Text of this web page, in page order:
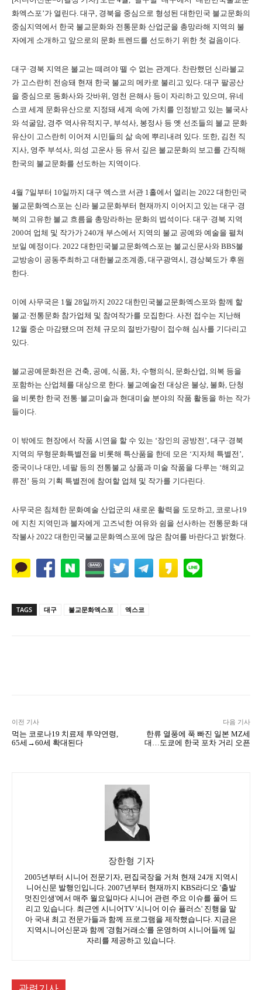
화엑스포’가 열린다. 대구, 경북을 중심으로 형성된 대한민국 불교문화의
중심지역에서 한국 불교문화와 전통문화 산업군을 총망라해 지역의 불
자에게 소개하고 앞으로의 문화 트렌드를 선도하기 위한 첫 걸음이다.
대구·경북 지역은 불교는 떼려야 뗄 수 없는 관계다. 찬란했던 신라불교
가 고스란히 전승돼 현재 한국 불교의 메카로 불리고 있다. 대구 팔공산
을 중심으로 동화사와 갓바위, 영천 은해사 등이 자리하고 있으며, 유네
스코 세계 문화유산으로 지정돼 세계 속에 가치를 인정받고 있는 불국사
와 석굴암, 경주 역사유적지구, 부석사, 봉정사 등 옛 선조들의 불교 문화
유산이 고스란히 이어져 시민들의 삶 속에 뿌리내려 있다. 또한, 김천 직
지사, 영주 부석사, 의성 고운사 등 유서 깊은 불교문화의 보고를 간직해
한국의 불교문화를 선도하는 지역이다.
4월 7일부터 10일까지 대구 엑스코 서관 1홀에서 열리는 2022 대한민국
불교문화엑스포는 신라 불교문화부터 현재까지 이어지고 있는 대구·경
북의 고유한 불교 흐름을 총망라하는 문화의 법석이다. 대구·경북 지역
200여 업체 및 작가가 240개 부스에서 지역의 불교 공예와 예술을 펼쳐
보일 예정이다. 2022 대한민국불교문화엑스포는 불교신문사와 BBS불
교방송이 공동주최하고 대한불교조계종, 대구광역시, 경상북도가 후원
한다.
이에 사무국은 1월 28일까지 2022 대한민국불교문화엑스포와 함께 할
불교·전통문화 참가업체 및 참여작가를 모집한다. 사전 접수는 지난해
12월 중순 마감됐으며 전체 규모의 절반가량이 접수해 심사를 기다리고
있다.
불교공예문화전은 건축, 공예, 식품, 차, 수행의식, 문화산업, 의복 등을
포함하는 산업체를 대상으로 한다. 불교예술전 대상은 불상, 불화, 단청
을 비롯한 한국 전통·불교미술과 현대미술 분야의 작품 활동을 하는 작가
들이다.
이 밖에도 현장에서 작품 시연을 할 수 있는 ‘장인의 공방전’, 대구·경북
지역의 무형문화특별전을 비롯해 특산품을 한데 모은 ‘지자체 특별전’,
중국이나 대만, 네팔 등의 전통불교 상품과 미술 작품을 다루는 ‘해외교
류전’ 등의 기획 특별전에 참여할 업체 및 작가를 기다린다.
사무국은 침체한 문화예술 산업군의 새로운 활력을 도모하고, 코로나19
에 지친 지역민과 불자에게 고즈넉한 여유와 쉼을 선사하는 전통문화 대
작불사 2022 대한민국불교문화엑스포에 많은 참여를 바란다고 밝혔다.
TAGS 대구 불교문화엑스포 엑스코
이전 기사
먹는 코로나19 치료제 투약연령,
65세→60세 확대된다
다음 기사
한류 열풍에 푹 빠진 일본 MZ세
대…도쿄에 한국 포차 거리 오픈
장한형 기자
2005년부터 시니어 전문기자, 편집국장을 거쳐 현재 24개 지역시
니어신문 발행인입니다. 2007년부터 현재까지 KBS라디오 '출발
멋진인생'에서 매주 월요일마다 시니어 관련 주요 이슈를 풀어 드
리고 있습니다. 최근엔 시니어TV '시니어 이슈 플러스' 진행을 맡
아 국내 최고 전문가들과 함께 프로그램을 제작했습니다. 지금은
지역시니어신문과 함께 '경험거래소'를 운영하며 시니어들께 일
자리를 제공하고 있습니다.